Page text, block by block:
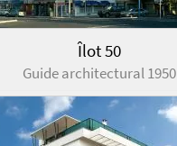
Îlot 50
Guide architectural 1950